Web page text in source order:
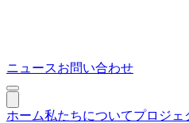
ニュースお問い合わせ
ホーム私たちについてプロジェ